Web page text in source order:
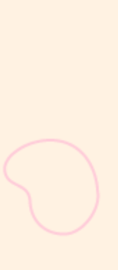
KB suntik 3 bulan
diberikan melalui suntikan